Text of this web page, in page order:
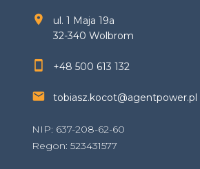
ul. 1 Maja 19a
32-340 Wolbrom
+48 500 613 132
tobiasz.kocot@agentpower.pl
NIP: 637-208-62-60
Regon: 523431577